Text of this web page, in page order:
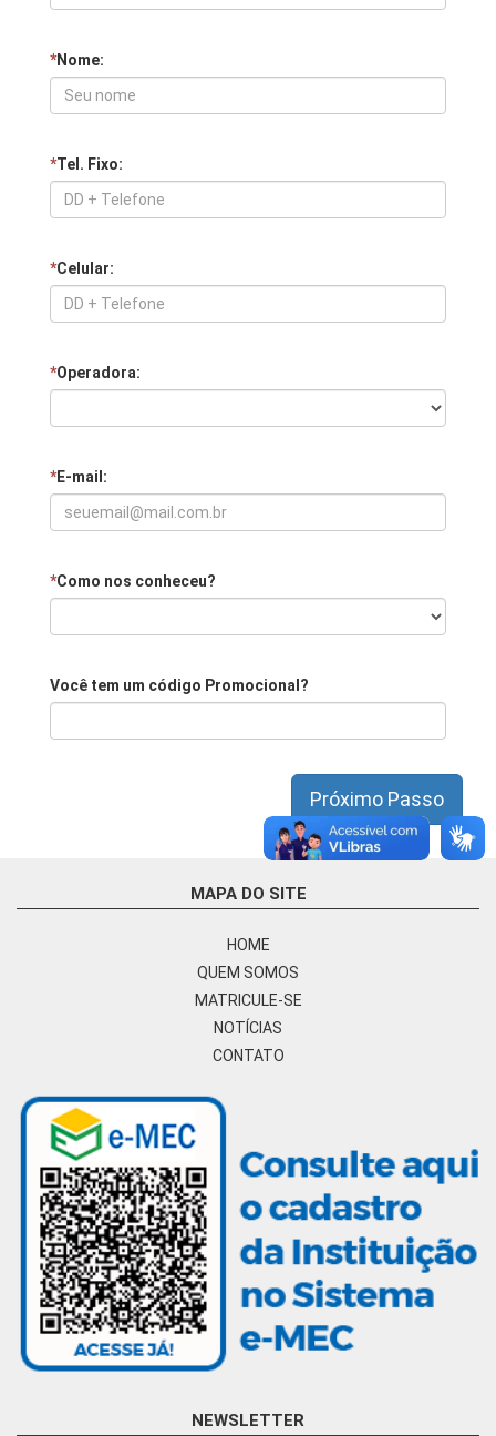
*Nome:
*Tel. Fixo:
*Celular:
*Operadora:
*E-mail:
*Como nos conheceu?
Você tem um código Promocional?
Próximo Passo
MAPA DO SITE
HOME
QUEM SOMOS
MATRICULE-SE
NOTÍCIAS
CONTATO
NEWSLETTER